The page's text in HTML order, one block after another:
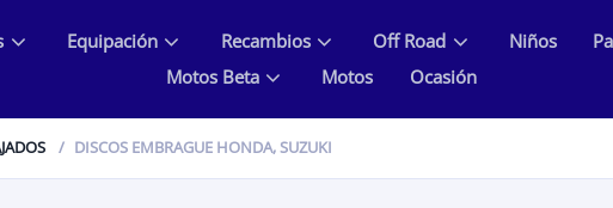
Equipación Recambios Off Road Niños
Motos Beta
Motos Ocasión
DISCOS EMBRAGUE HONDA, SUZUKI